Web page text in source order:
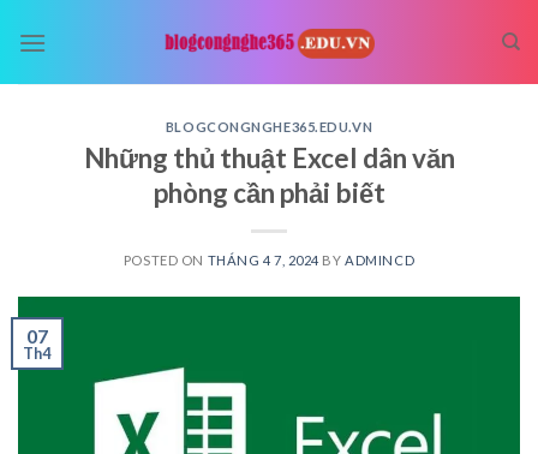
BLOGCONGNGHE365.EDU.VN
Những thủ thuật Excel dân văn
phòng cần phải biết
POSTED ON THÁNG 4 7, 2024 BY ADMINCD
07
Th4